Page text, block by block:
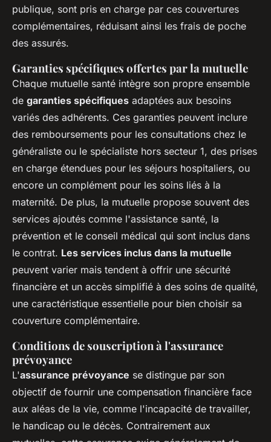
publique, sont pris en charge par ces couvertures
complémentaires, réduisant ainsi les frais de poche
des assurés.
Garanties spécifiques offertes par la mutuelle
Chaque mutuelle santé intègre son propre ensemble
de garanties spécifiques adaptées aux besoins
variés des adhérents. Ces garanties peuvent inclure
des remboursements pour les consultations chez le
généraliste ou le spécialiste hors secteur 1, des prises
en charge étendues pour les séjours hospitaliers, ou
encore un complément pour les soins liés à la
maternité. De plus, la mutuelle propose souvent des
services ajoutés comme l'assistance santé, la
prévention et le conseil médical qui sont inclus dans
le contrat. Les services inclus dans la mutuelle
peuvent varier mais tendent à offrir une sécurité
financière et un accès simplifié à des soins de qualité,
une caractéristique essentielle pour bien choisir sa
couverture complémentaire.
Conditions de souscription à l'assurance
prévoyance
L'assurance prévoyance se distingue par son
objectif de fournir une compensation financière face
aux aléas de la vie, comme l'incapacité de travailler,
le handicap ou le décès. Contrairement aux